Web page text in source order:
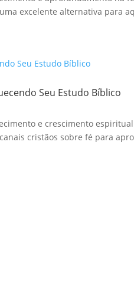
excelente alternativa para
Seu Estudo Bíblico
e crescimento
cristãos sobre fé para